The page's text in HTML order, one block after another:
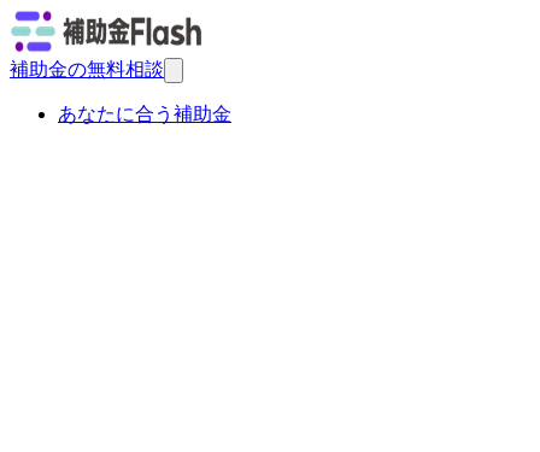
補助金の無料相談
あなたに合う補助金